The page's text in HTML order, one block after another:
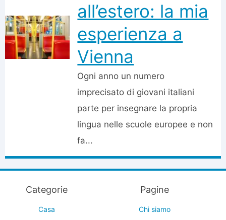
all’estero: la mia
esperienza a
Vienna
Ogni anno un numero
imprecisato di giovani italiani
parte per insegnare la propria
lingua nelle scuole europee e non
fa...
Categorie
Casa
Pagine
Chi siamo